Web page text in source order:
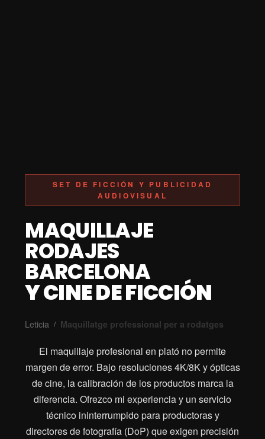
SET DE FICCIÓN Y PUBLICIDAD
AUDIOVISUAL
MAQUILLAJE
RODAJES
BARCELONA
Y CINE DE FICCIÓN
Leticia / Maquillatge professional per a rodatges
El maquillaje profesional en plató no permite
margen de error. Bajo resoluciones 4K/8K y ópticas
de cine, la calibración de los productos marca la
diferencia. Ofrezco mi experiencia y un servicio
técnico ininterrumpido para productoras y
directores de fotografía (DoP) que exigen precisión